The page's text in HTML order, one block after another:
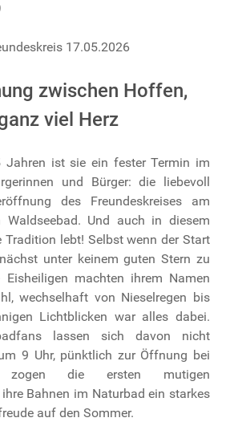
17.05.2026
zwischen Hoffen,
viel Herz
Jahren ist sie ein fester Termin im
und Bürger: die liebevoll
des Freundeskreises am
Waldseebad. Und auch in diesem
lebt! Selbst wenn der Start
unter keinem guten Stern zu
Eisheiligen machten ihrem Namen
wechselhaft von Nieselregen bis
Lichtblicken war alles dabei.
lassen sich davon nicht
9 Uhr, pünktlich zur Öffnung bei
zogen die ersten mutigen
Bahnen im Naturbad ein starkes
auf den Sommer.